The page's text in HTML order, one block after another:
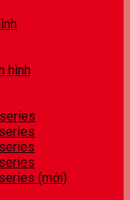
hình
(mới)